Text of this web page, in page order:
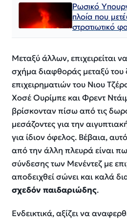
Ρωσικό
πλοία που
στρατιωτικό
Μεταξύ άλλων, επιχειρείται
σχήμα διαφθοράς μεταξύ του
επιχειρηματιών του Νιου
Χοσέ Ουρίμπε και Φρεντ
βρίσκονταν πίσω από τις
μεσάζοντες για την
για ίδιον όφελος. Βέβαια,
από την άλλη πλευρά είναι
σύνδεσης των Μενέντεζ με
αποδειχθεί σώνει και καλά
σχεδόν παιδαριώδης.
Ενδεικτικά, αξίζει να